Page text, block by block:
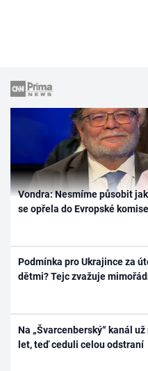
Vondra: Nesmíme působit
se opřela do Evropské komise
Podmínka pro Ukrajince za
dětmi? Tejc zvažuje
Na „Švarcenberský“ kanál
let, teď ceduli celou odstraní